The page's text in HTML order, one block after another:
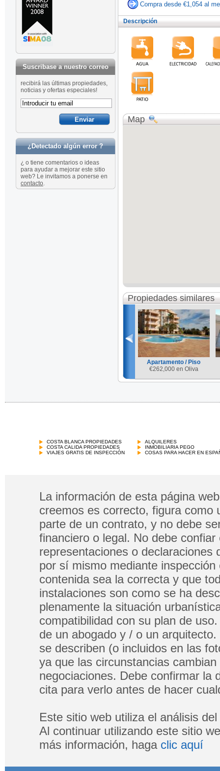
Suscribase a nuestro correo
recibirá las últimas propiedades,
noticias y ofertas especiales!
¿Detectado algún error ?
¿ o tiene comentarios o ideas
para ayudar a mejorar este sitio
web? Le invitamos a ponerse en
contacto.
Compra desde €1,054 al
Descripción
Map
Propiedades similares
Apartamento / Piso
€262,000 en Oliva
COSTA BLANCA PROPIEDADES
COSTA CALIDA PROPIEDADES
VIAJES GRATIS DE INSPECCIÓN
ALQUILERES
INMOBILIARIA PEGO
COSAS PARA HACER EN
La información de esta página
creemos es correcto, figura como
parte de un contrato, y no debe
financiero o legal. No debe
representaciones o
por sí mismo mediante
contenida sea la correcta y que
instalaciones son como se ha
plenamente la situación
compatibilidad con su plan de
de un abogado y / o un
se describen (o incluidos en las
ya que las circunstancias
negociaciones. Debe confirmar la
cita para verlo antes de hacer
Este sitio web utiliza el análisis
Al continuar utilizando este sitio
más información, haga clic aquí